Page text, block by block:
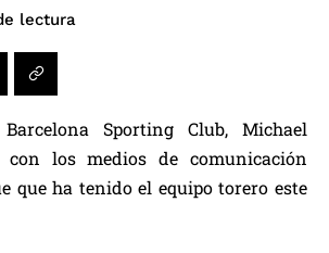
lectura
Sporting Club, Michael
con los medios de comunicación
que ha tenido el equipo torero este